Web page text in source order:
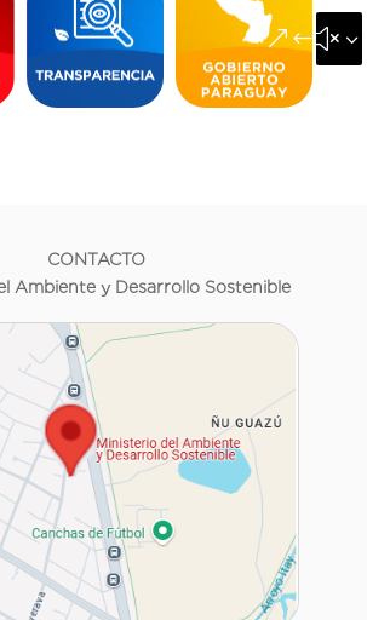
CONTACTO
Ambiente y Desarrollo Sostenible